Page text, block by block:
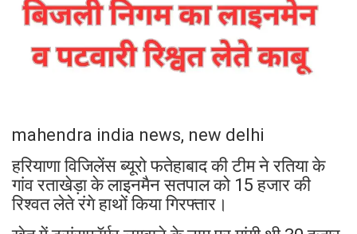
mahendra india news, new delhi
हरियाणा विजिलेंस ब्यूरो फतेहाबाद की टीम ने रतिया के
गांव रताखेड़ा के लाइनमैन सतपाल को 15 हजार की
रिश्वत लेते रंगे हाथों किया गिरफ्तार।